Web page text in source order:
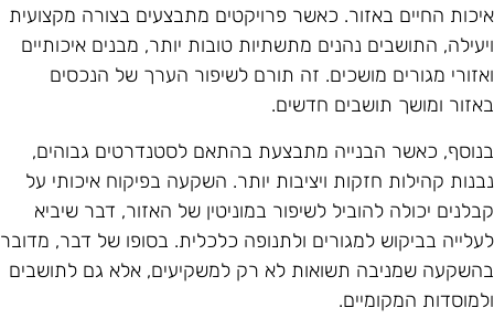
החיים באזור. כאשר פרויקטים מתבצעים בצורה מקצועית
התושבים נהנים מתשתיות טובות יותר, מבנים איכותיים
מגורים מושכים. זה תורם לשיפור הערך של הנכסים
ומושך תושבים חדשים.
כאשר הבנייה מתבצעת בהתאם לסטנדרטים גבוהים,
קהילות חזקות ויציבות יותר. השקעה בפיקוח איכותי על
יכולה להוביל לשיפור במוניטין של האזור, דבר שיביא
בביקוש למגורים ולתנופה כלכלית. בסופו של דבר, מדובר
שמניבה תשואות לא רק למשקיעים, אלא גם לתושבים
המקומיים.